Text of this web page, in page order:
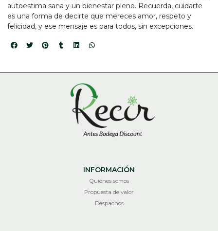
autoestima sana y un bienestar pleno. Recuerda, cuidarte
es una forma de decirte que mereces amor, respeto y
felicidad, y ese mensaje es para todos, sin excepciones.
INFORMACIÓN
Quiénes somos
Propuesta de valor
Despachos